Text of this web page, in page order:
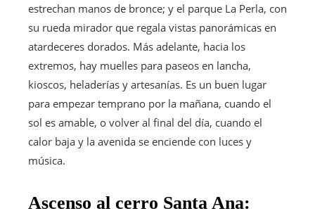
estrechan manos de bronce; y el parque La Perla, con
su rueda mirador que regala vistas panorámicas en
atardeceres dorados. Más adelante, hacia los
extremos, hay muelles para paseos en lancha,
kioscos, heladerías y artesanías. Es un buen lugar
para empezar temprano por la mañana, cuando el
sol es amable, o volver al final del día, cuando el
calor baja y la avenida se enciende con luces y
música.
Ascenso al cerro Santa Ana: